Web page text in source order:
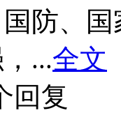
防、
...全文
回复